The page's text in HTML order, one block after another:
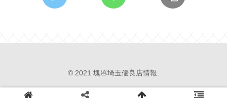
© 2021 塊💩埼玉優良店情報.